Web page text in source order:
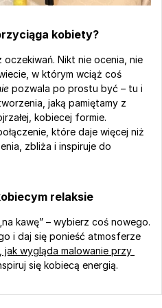
kobiety?
Nikt nie ocenia, nie
w którym wciąż coś
pozwala po prostu być – tu i
jaką pamiętamy z
kobiecej formie.
które daje więcej niż
zbliża i inspiruje do
relaksie
kawę” – wybierz coś nowego.
i daj się ponieść atmosferze
jak wygląda malowanie przy
się kobiecą energią.